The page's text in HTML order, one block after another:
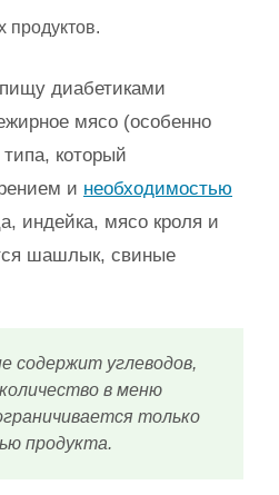
продуктов.
диабетиками
мясо (особенно
который
и необходимостью
индейка, мясо кроля и
шашлык, свиные
содержит углеводов,
в меню
только
продукта.